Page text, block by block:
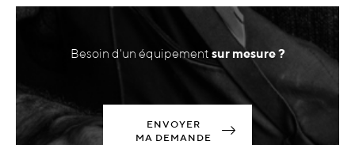
Besoin d'un équipement sur mesure ?
ENVOYER
MA DEMANDE